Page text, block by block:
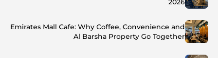
2026
Emirates Mall Cafe: Why Coffee, Convenience and
Al Barsha Property Go Together